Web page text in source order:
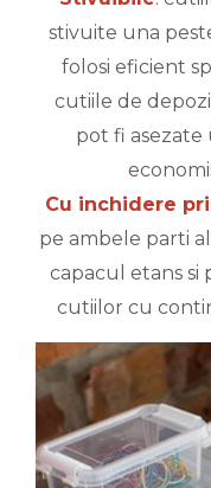
stivuite una
folosi eficient
cutiile de
pot fi
Cu inchidere
pe ambele parti
capacul etans si
cutiilor cu